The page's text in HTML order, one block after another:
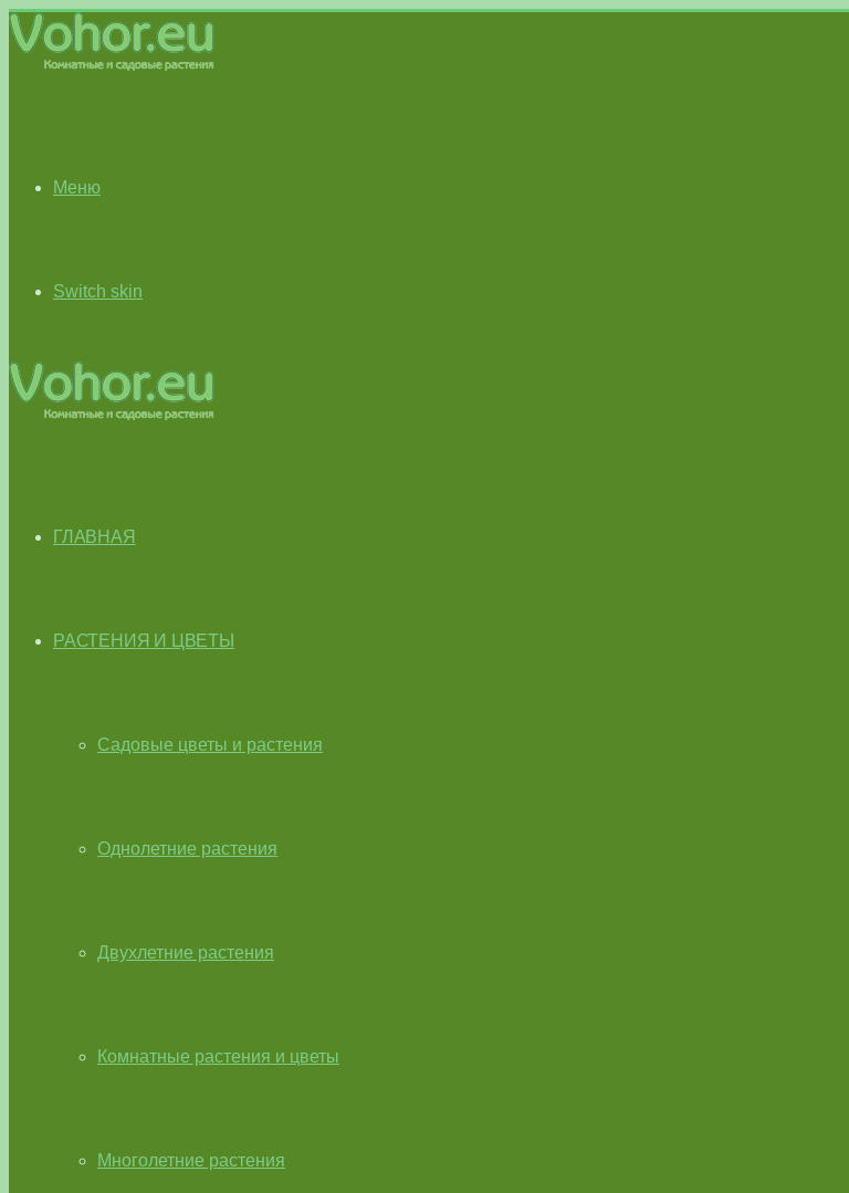
Меню
Switch skin
ГЛАВНАЯ
РАСТЕНИЯ И ЦВЕТЫ
Садовые цветы и растения
Однолетние растения
Двухлетние растения
Комнатные растения и цветы
Многолетние растения